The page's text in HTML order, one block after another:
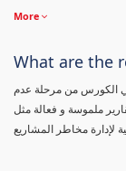
More
What are the
في الكورس من مرحلة عدم
ملموسة و فعالة مثل